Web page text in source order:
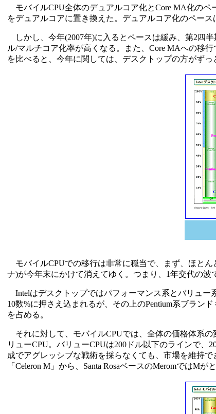
モバイルCPU全体のデュアルコア化とCore MA化のペ
をデュアルコアに置き換えた。デュアルコア化のペース
しかし、今年(2007年)に入るとペースは緩み、第2四
ル/マルチコア化率が高くなる。また、Core MAへの移
を比べると、今年に関しては、デスクトップの方がずっ
モバイルCPUでの移行は非常に穏当で、まず、ほとん
ナ)が今年末にかけて消えてゆく。つまり、1年交代の波
Intelはデスクトップではパフォーマンス系とバリュー
10数%に押さえ込まれるが、その上のPentium系ブラン
を占める。
それに対して、モバイルCPUでは、全体の価格体系の
リューCPU。バリューCPUは200ドル以下のラインで
成でアグレッシブな戦術を採らなくても、市場を維持
「Celeron M」から、Santa RosaベースのMeromではM